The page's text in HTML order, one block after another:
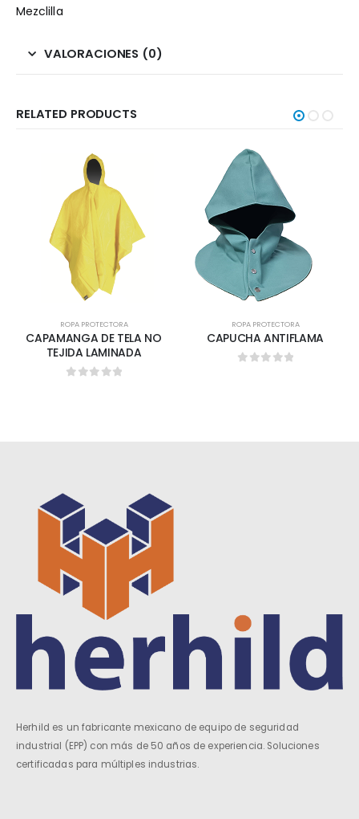
Mezclilla
VALORACIONES (0)
RELATED PRODUCTS
ROPA PROTECTORA
CAPAMANGA DE TELA NO
TEJIDA LAMINADA
ROPA PROTECTORA
CAPUCHA ANTIFLAMA
Herhild es un fabricante mexicano de equipo de seguridad
industrial (EPP) con más de 50 años de experiencia. Soluciones
certificadas para múltiples industrias.